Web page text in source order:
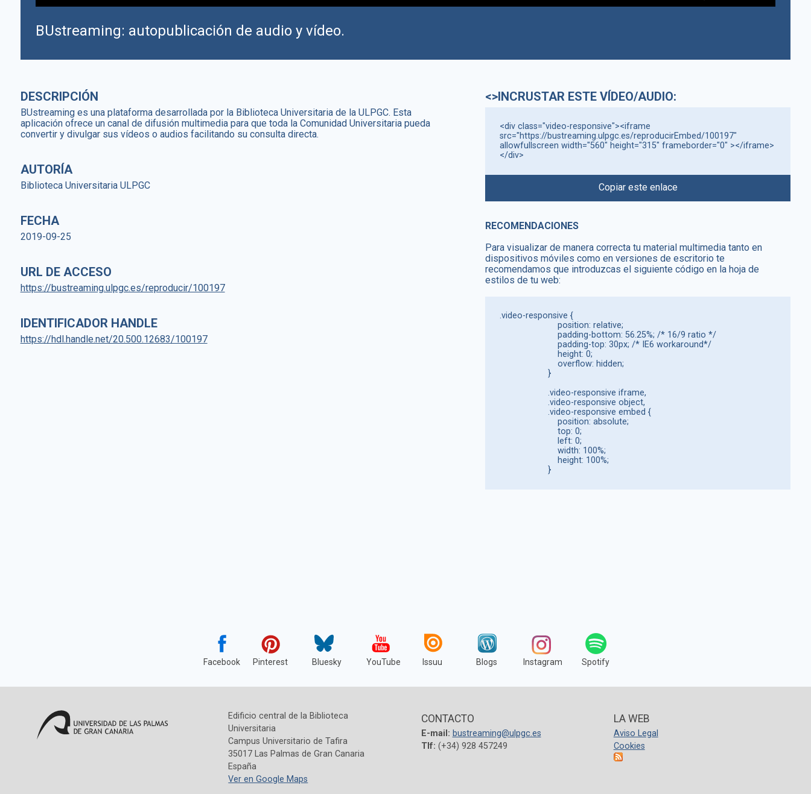
BUstreaming: autopublicación de audio y vídeo.
DESCRIPCIÓN
BUstreaming es una plataforma desarrollada por la Biblioteca Universitaria de la ULPGC. Esta
aplicación ofrece un canal de difusión multimedia para que toda la Comunidad Universitaria pueda
convertir y divulgar sus vídeos o audios facilitando su consulta directa.
AUTORÍA
Biblioteca Universitaria ULPGC
FECHA
2019-09-25
URL DE ACCESO
https://bustreaming.ulpgc.es/reproducir/100197
IDENTIFICADOR HANDLE
https://hdl.handle.net/20.500.12683/100197
<>INCRUSTAR ESTE VÍDEO/AUDIO:
<div class="video-responsive"><iframe
src="https://bustreaming.ulpgc.es/reproducirEmbed/100197"
allowfullscreen width="560" height="315" frameborder="0" ></iframe>
</div>
Copiar este enlace
RECOMENDACIONES
Para visualizar de manera correcta tu material multimedia tanto en
dispositivos móviles como en versiones de escritorio te
recomendamos que introduzcas el siguiente código en la hoja de
estilos de tu web:
.video-responsive {
                    }
Facebook Pinterest Bluesky YouTube Issuu Blogs Instagram Spotify
Edificio central de la Biblioteca
Universitaria
Campus Universitario de Tafira
35017 Las Palmas de Gran Canaria
España
Ver en Google Maps
CONTACTO
E-mail: bustreaming@ulpgc.es
Tlf: (+34) 928 457249
LA WEB
Aviso Legal
Cookies